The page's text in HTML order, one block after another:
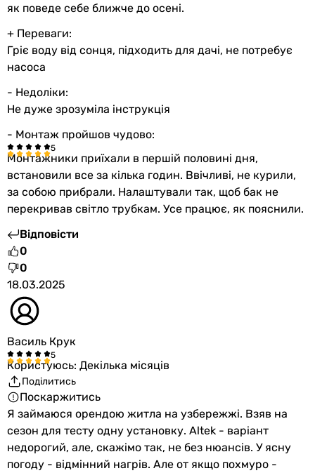
як поведе себе ближче до осені.
+ Переваги:
Гріє воду від сонця, підходить для дачі, не потребує
насоса
- Недоліки:
Не дуже зрозуміла інструкція
- Монтаж пройшов чудово:
Монтажники приїхали в першій половині дня,
встановили все за кілька годин. Ввічливі, не курили,
за собою прибрали. Налаштували так, щоб бак не
перекривав світло трубкам. Усе працює, як пояснили.
Відповісти
0
0
18.03.2025
Василь Крук
Користуюсь: Декілька місяців
Поділитись
Поскаржитись
Я займаюся орендою житла на узбережжі. Взяв на
сезон для тесту одну установку. Altek - варіант
недорогий, але, скажімо так, не без нюансів. У ясну
погоду - відмінний нагрів. Але от якщо похмуро -